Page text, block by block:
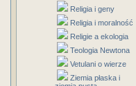
Religia i geny
Religia i moralność
Religie a ekologia
Teologia Newtona
Vetulani o wierze
Ziemia płaska i